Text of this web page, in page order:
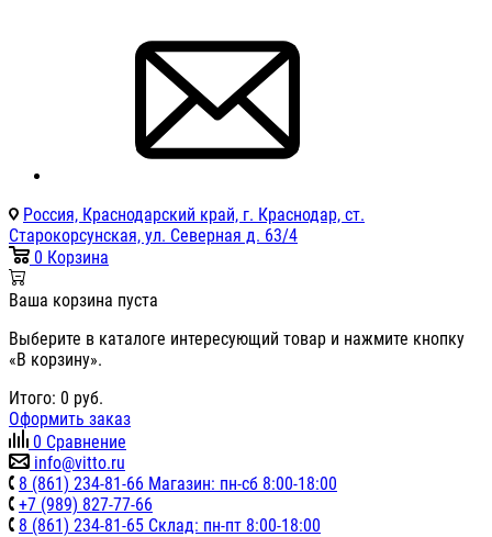
Россия, Краснодарский край, г. Краснодар, ст.
Старокорсунская, ул. Северная д. 63/4
0 Корзина
Ваша корзина пуста
Выберите в каталоге интересующий товар и нажмите кнопку
«В корзину».
Итого: 0 руб.
Оформить заказ
0 Сравнение
info@vitto.ru
8 (861) 234-81-66 Магазин: пн-сб 8:00-18:00
+7 (989) 827-77-66
8 (861) 234-81-65 Склад: пн-пт 8:00-18:00